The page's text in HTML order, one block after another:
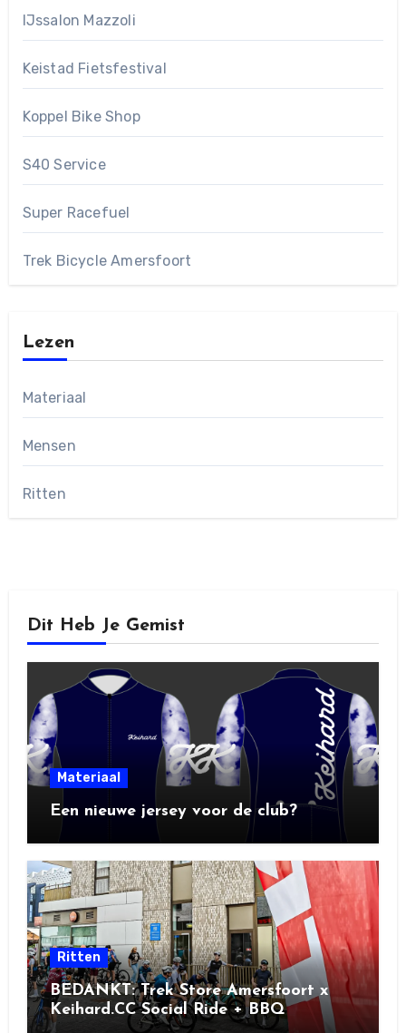
IJssalon Mazzoli
Keistad Fietsfestival
Koppel Bike Shop
S40 Service
Super Racefuel
Trek Bicycle Amersfoort
Lezen
Materiaal
Mensen
Ritten
Dit Heb Je Gemist
Materiaal
Een nieuwe jersey voor de club?
Ritten
BEDANKT: Trek Store Amersfoort x
Keihard.CC Social Ride + BBQ